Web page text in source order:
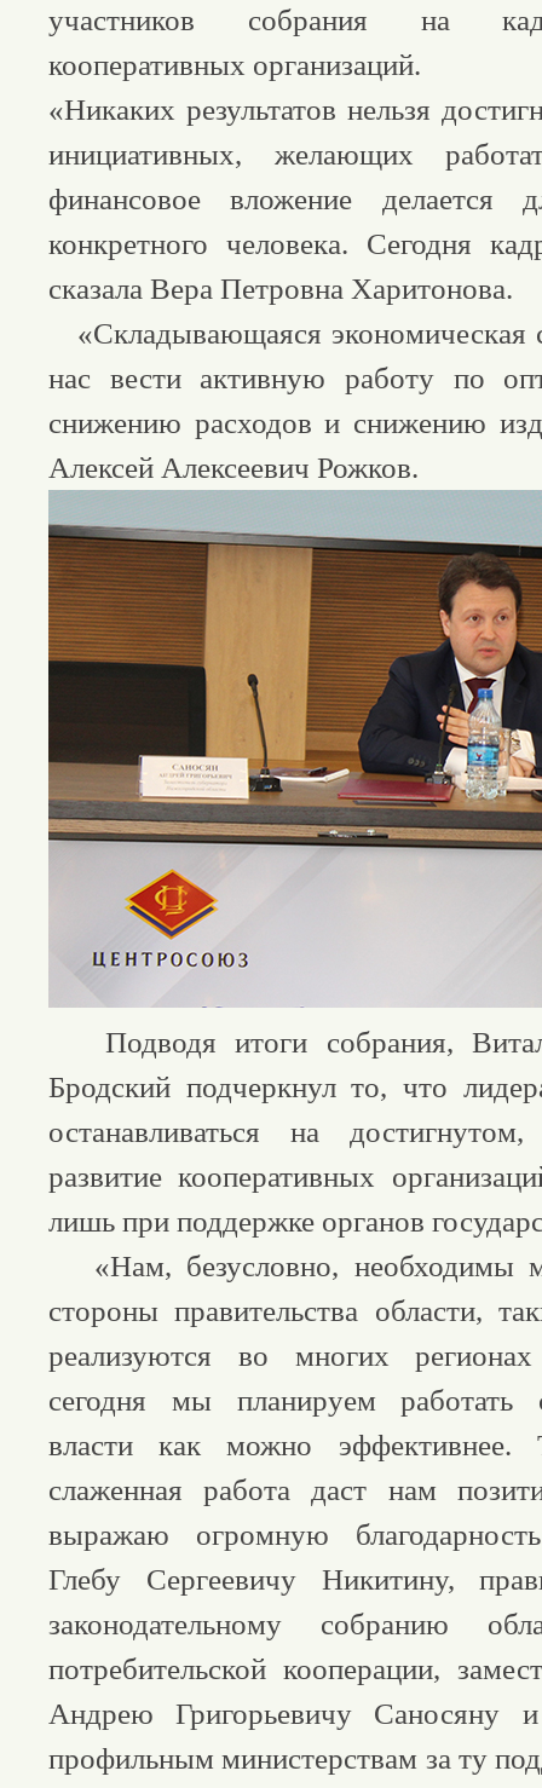
участников собрания на
кооперативных организаций.
«Никаких результатов нельзя
инициативных, желающих
финансовое вложение
конкретного человека. Сегодня
сказала Вера Петровна Харитонова.
«Складывающаяся экономическая
нас вести активную работу по
снижению расходов и снижению
Алексей Алексеевич Рожков.
Подводя итоги собрания,
Бродский подчеркнул то, что
останавливаться на
развитие кооперативных
лишь при поддержке органов
«Нам, безусловно, необходимы
стороны правительства области,
реализуются во многих
сегодня мы планируем работать
власти как можно эффективнее.
слаженная работа даст нам
выражаю огромную
Глебу Сергеевичу Никитину,
законодательному собранию
потребительской кооперации,
Андрею Григорьевичу Саносяну
профильным министерствам за ту